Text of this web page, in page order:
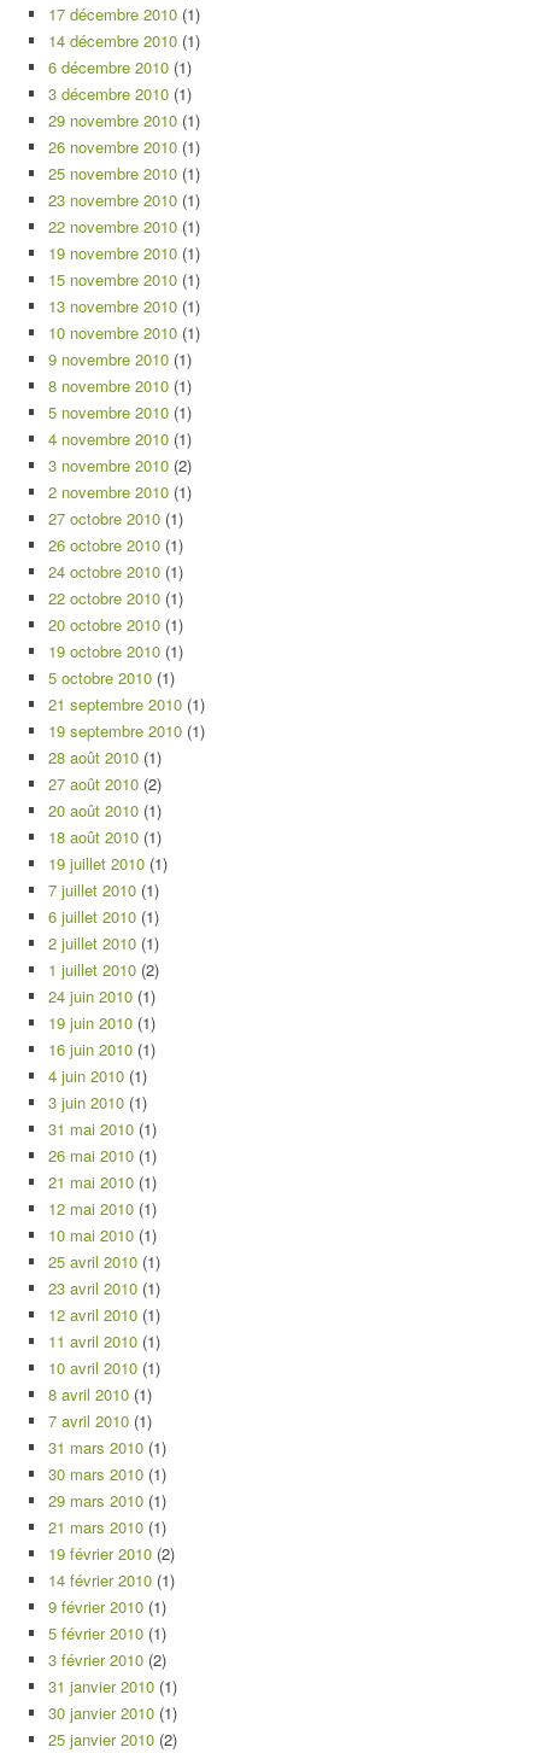
17 décembre 2010 (1)
14 décembre 2010 (1)
6 décembre 2010 (1)
3 décembre 2010 (1)
29 novembre 2010 (1)
26 novembre 2010 (1)
25 novembre 2010 (1)
23 novembre 2010 (1)
22 novembre 2010 (1)
19 novembre 2010 (1)
15 novembre 2010 (1)
13 novembre 2010 (1)
10 novembre 2010 (1)
9 novembre 2010 (1)
8 novembre 2010 (1)
5 novembre 2010 (1)
4 novembre 2010 (1)
3 novembre 2010 (2)
2 novembre 2010 (1)
27 octobre 2010 (1)
26 octobre 2010 (1)
24 octobre 2010 (1)
22 octobre 2010 (1)
20 octobre 2010 (1)
19 octobre 2010 (1)
5 octobre 2010 (1)
21 septembre 2010 (1)
19 septembre 2010 (1)
28 août 2010 (1)
27 août 2010 (2)
20 août 2010 (1)
18 août 2010 (1)
19 juillet 2010 (1)
7 juillet 2010 (1)
6 juillet 2010 (1)
2 juillet 2010 (1)
1 juillet 2010 (2)
24 juin 2010 (1)
19 juin 2010 (1)
16 juin 2010 (1)
4 juin 2010 (1)
3 juin 2010 (1)
31 mai 2010 (1)
26 mai 2010 (1)
21 mai 2010 (1)
12 mai 2010 (1)
10 mai 2010 (1)
25 avril 2010 (1)
23 avril 2010 (1)
12 avril 2010 (1)
11 avril 2010 (1)
10 avril 2010 (1)
8 avril 2010 (1)
7 avril 2010 (1)
31 mars 2010 (1)
30 mars 2010 (1)
29 mars 2010 (1)
21 mars 2010 (1)
19 février 2010 (2)
14 février 2010 (1)
9 février 2010 (1)
5 février 2010 (1)
3 février 2010 (2)
31 janvier 2010 (1)
30 janvier 2010 (1)
25 janvier 2010 (2)